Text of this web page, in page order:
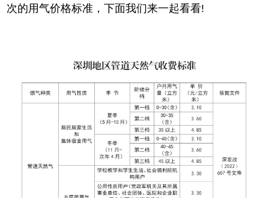
次的用气价格标准，下面我们来一起看看!